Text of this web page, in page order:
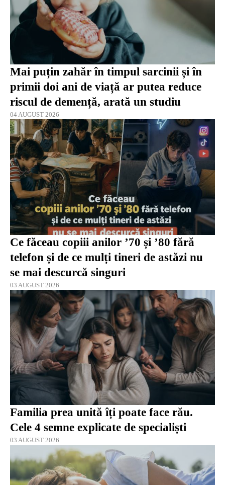
Mai puțin zahăr în timpul sarcinii și în
primii doi ani de viață ar putea reduce
riscul de demență, arată un studiu
04 AUGUST 2026
Ce făceau copiii anilor ’70 și ’80 fără
telefon și de ce mulți tineri de astăzi nu
se mai descurcă singuri
03 AUGUST 2026
Familia prea unită îți poate face rău.
Cele 4 semne explicate de specialiști
03 AUGUST 2026